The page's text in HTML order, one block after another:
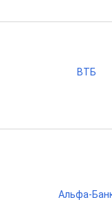
ВТБ
Альфа-